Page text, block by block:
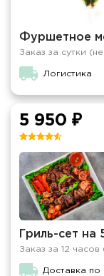
Фуршетное
Заказ за сутки
Логистика
5 950 ₽
Гриль-сет на
Заказ за 12 часов
Доставка по